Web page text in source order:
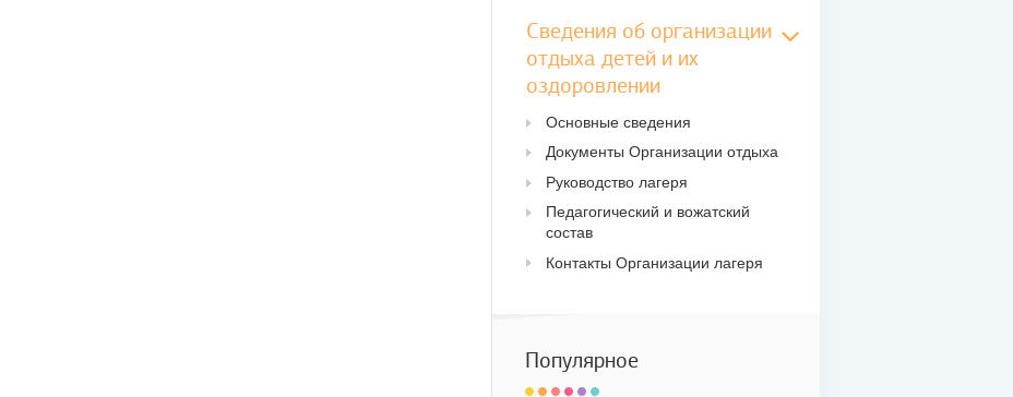
Сведения об организации
отдыха детей и их
оздоровлении
Основные сведения
Документы Организации отдыха
Руководство лагеря
Педагогический и вожатский
состав
Контакты Организации лагеря
Популярное